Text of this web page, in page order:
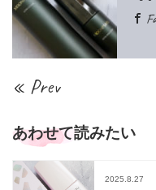
« Prev
あわせて読みたい
2025.8.27